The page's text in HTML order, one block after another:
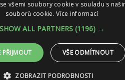
všemi soubory cookie v souladu s
souborů cookie. Více informací
SHOW ALL PARTNERS (1196) →
PŘIJMOUT VŠE ODMÍTNOUT
ZOBRAZIT PODROBNOSTI